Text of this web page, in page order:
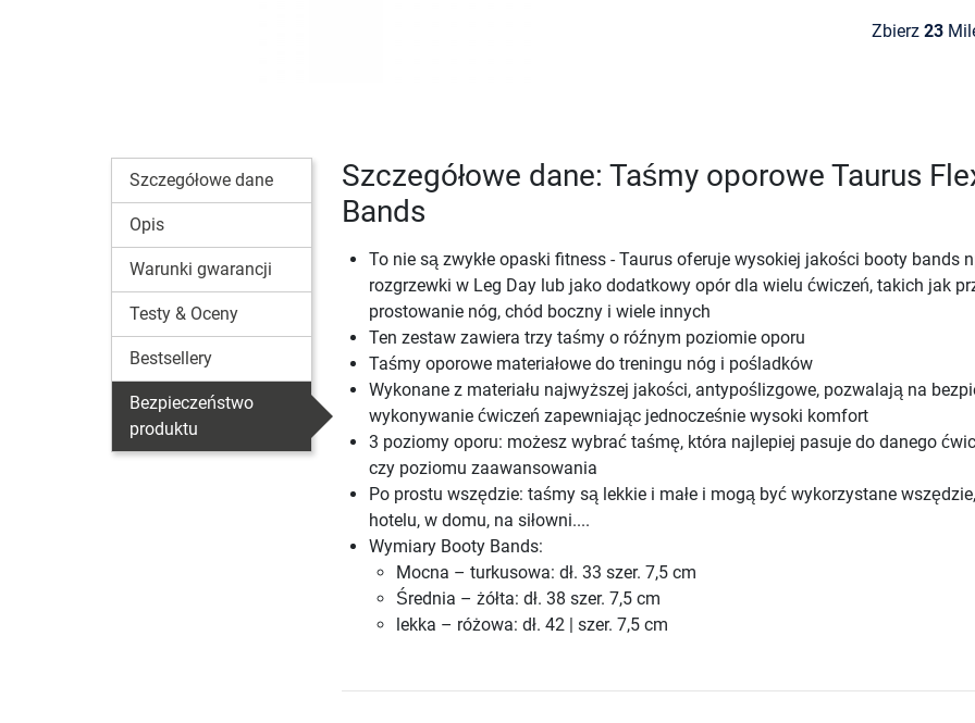
Zbierz 23
Szczegółowe dane
Opis
Warunki gwarancji
Testy & Oceny
Bestsellery
Bezpieczeństwo
produktu
Szczegółowe dane: Taśmy oporowe Taurus
Bands
To nie są zwykłe opaski fitness - Taurus oferuje wysokiej jakości booty bands
rozgrzewki w Leg Day lub jako dodatkowy opór dla wielu ćwiczeń, takich jak
prostowanie nóg, chód boczny i wiele innych
Ten zestaw zawiera trzy taśmy o róźnym poziomie oporu
Taśmy oporowe materiałowe do treningu nóg i pośladków
Wykonane z materiału najwyższej jakości, antypoślizgowe, pozwalają na
wykonywanie ćwiczeń zapewniając jednocześnie wysoki komfort
3 poziomy oporu: możesz wybrać taśmę, która najlepiej pasuje do danego
czy poziomu zaawansowania
Po prostu wszędzie: taśmy są lekkie i małe i mogą być wykorzystane
hotelu, w domu, na siłowni....
Wymiary Booty Bands:
Mocna – turkusowa: dł. 33 szer. 7,5 cm
Średnia – żółta: dł. 38 szer. 7,5 cm
lekka – różowa: dł. 42 | szer. 7,5 cm